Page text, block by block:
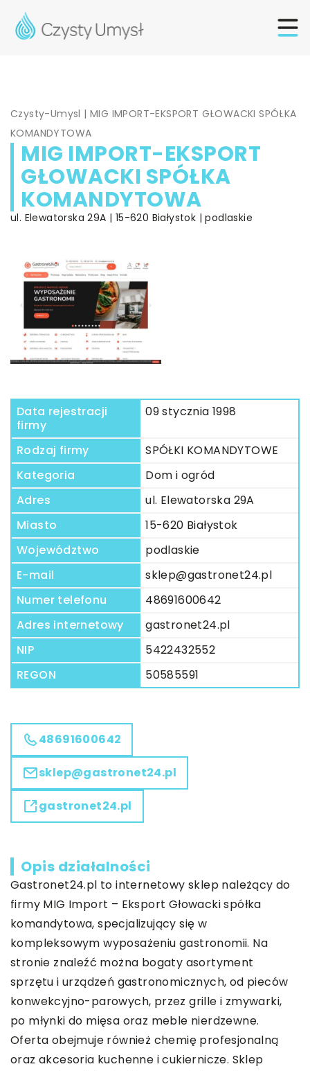
Czysty-Umysl |MIG IMPORT-EKSPORT GŁOWACKI SPÓŁKA
KOMANDYTOWA
MIG IMPORT-EKSPORT
GŁOWACKI SPÓŁKA
KOMANDYTOWA
ul. Elewatorska 29A | 15-620 Białystok | podlaskie
Data rejestracji
firmy
09 stycznia 1998
Rodzaj firmy
SPÓŁKI KOMANDYTOWE
Kategoria
Dom i ogród
Adres
ul. Elewatorska 29A
Miasto
15-620 Białystok
Województwo
podlaskie
E-mail
sklep@gastronet24.pl
Numer telefonu
48691600642
Adres internetowy
gastronet24.pl
NIP
5422432552
REGON
50585591
48691600642
sklep@gastronet24.pl
gastronet24.pl
Opis działalności
Gastronet24.pl to internetowy sklep należący do
firmy MIG Import – Eksport Głowacki spółka
komandytowa, specjalizujący się w
kompleksowym wyposażeniu gastronomii. Na
stronie znaleźć można bogaty asortyment
sprzętu i urządzeń gastronomicznych, od pieców
konwekcyjno-parowych, przez grille i zmywarki,
po młynki do mięsa oraz meble nierdzewne.
Oferta obejmuje również chemię profesjonalną
oraz akcesoria kuchenne i cukiernicze. Sklep